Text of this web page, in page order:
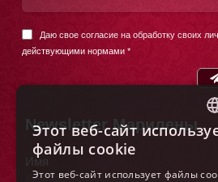
Даю свое согласие на обработку своих
действующими нормами*
Newsletter Марилены
Имя
Этот веб-сайт
файлы cookie
Этот веб-сайт использует файлы